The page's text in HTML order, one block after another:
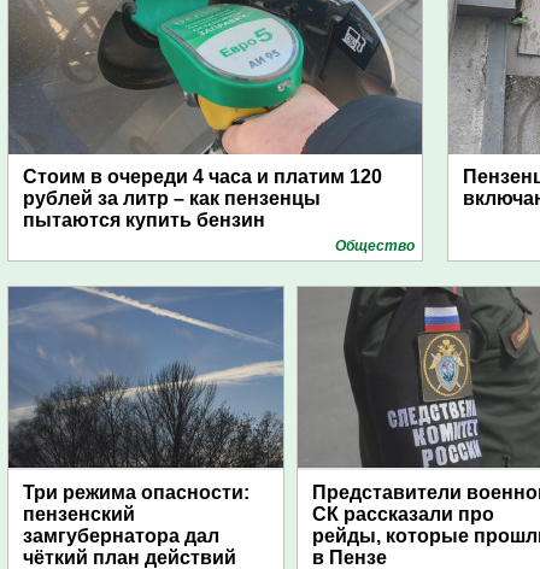
Стоим в очереди 4 часа и платим 120
рублей за литр – как пензенцы
пытаются купить бензин
Общество
Три режима опасности:
пензенский
замгубернатора дал
чёткий план действий
Представители
СК рассказали про
рейды, которые
в Пензе